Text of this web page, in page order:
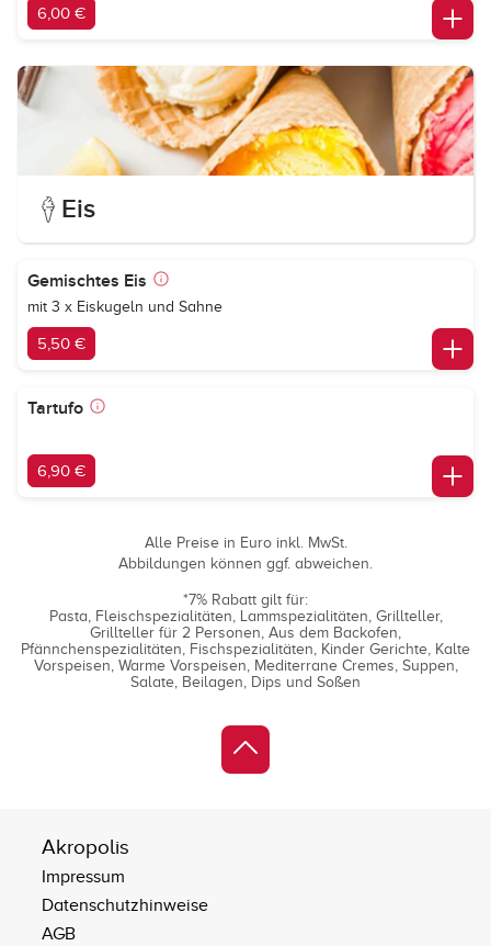
6,00 €
Eis
Gemischtes Eis
mit 3 x Eiskugeln und Sahne
5,50 €
Tartufo
6,90 €
Alle Preise in Euro inkl. MwSt.
Abbildungen können ggf. abweichen.
*7% Rabatt gilt für:
Pasta
Fleischspezialitäten Lammspezialitäten Grillteller
Grillteller für 2 Personen Aus dem Backofen
Pfännchenspezialitäten
Fischspezialitäten Kinder Gerichte Kalte
Vorspeisen Warme Vorspeisen Mediterrane Cremes Suppen
Salate Beilagen Dips und Soßen
Akropolis
Impressum
Datenschutzhinweise
AGB